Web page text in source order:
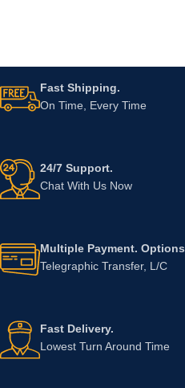
Fast Shipping.
On Time, Every Time
24/7 Support.
Chat With Us Now
Multiple Payment. Options
Telegraphic Transfer, L/C
Fast Delivery.
Lowest Turn Around Time